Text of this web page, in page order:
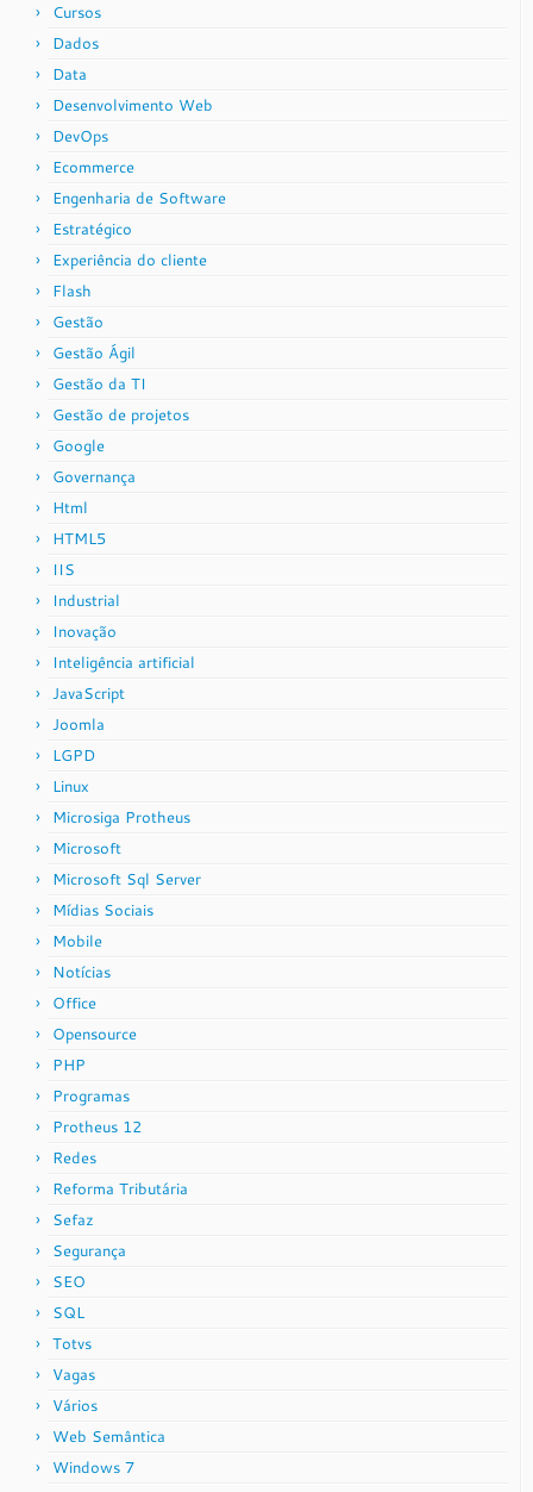
Cursos
Dados
Data
Desenvolvimento Web
DevOps
Ecommerce
Engenharia de Software
Estratégico
Experiência do cliente
Flash
Gestão
Gestão Ágil
Gestão da TI
Gestão de projetos
Google
Governança
Html
HTML5
IIS
Industrial
Inovação
Inteligência artificial
JavaScript
Joomla
LGPD
Linux
Microsiga Protheus
Microsoft
Microsoft Sql Server
Mídias Sociais
Mobile
Notícias
Office
Opensource
PHP
Programas
Protheus 12
Redes
Reforma Tributária
Sefaz
Segurança
SEO
SQL
Totvs
Vagas
Vários
Web Semântica
Windows 7